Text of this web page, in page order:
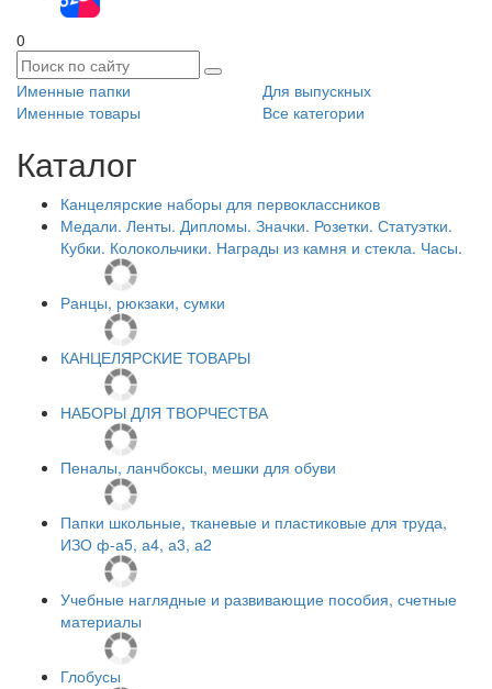
0
Именные папки
Для выпускных
Именные товары
Все категории
Каталог
Канцелярские наборы для первоклассников
Медали. Ленты. Дипломы. Значки. Розетки. Статуэтки.
Кубки. Колокольчики. Награды из камня и стекла. Часы.
Ранцы, рюкзаки, сумки
КАНЦЕЛЯРСКИЕ ТОВАРЫ
НАБОРЫ ДЛЯ ТВОРЧЕСТВА
Пеналы, ланчбоксы, мешки для обуви
Папки школьные, тканевые и пластиковые для труда,
ИЗО ф-а5, а4, а3, а2
Учебные наглядные и развивающие пособия, счетные
материалы
Глобусы